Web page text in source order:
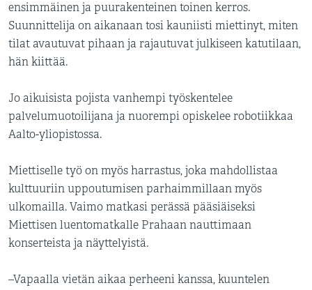
ensimmäinen ja puurakenteinen toinen kerros.
Suunnittelija on aikanaan tosi kauniisti miettinyt, miten
tilat avautuvat pihaan ja rajautuvat julkiseen katutilaan,
hän kiittää.
Jo aikuisista pojista vanhempi työskentelee
palvelumuotoilijana ja nuorempi opiskelee robotiikkaa
Aalto-yliopistossa.
Miettiselle työ on myös harrastus, joka mahdollistaa
kulttuuriin uppoutumisen parhaimmillaan myös
ulkomailla. Vaimo matkasi perässä pääsiäiseksi
Miettisen luentomatkalle Prahaan nauttimaan
konserteista ja näyttelyistä.
–Vapaalla vietän aikaa perheeni kanssa, kuuntelen